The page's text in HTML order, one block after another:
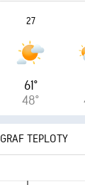
27
61°
48°
GRAF TEPLOTY